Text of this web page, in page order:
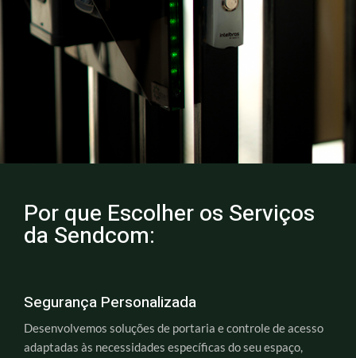
Por que Escolher os Serviços
da Sendcom:
Segurança Personalizada
Desenvolvemos soluções de portaria e controle de acesso
adaptadas às necessidades específicas do seu espaço,